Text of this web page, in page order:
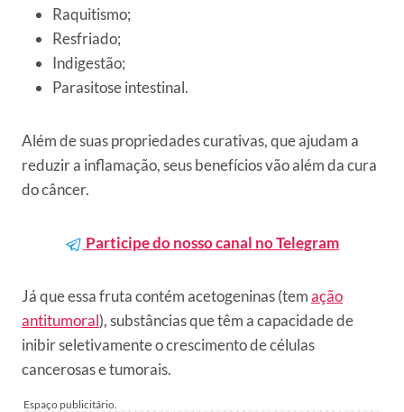
Raquitismo;
Resfriado;
Indigestão;
Parasitose intestinal.
Além de suas propriedades curativas, que ajudam a
reduzir a inflamação, seus benefícios vão além da cura
do câncer.
Participe do nosso canal no Telegram
Já que essa fruta contém acetogeninas (temação
antitumoral), substâncias que têm a capacidade de
inibir seletivamente o crescimento de células
cancerosas e tumorais.